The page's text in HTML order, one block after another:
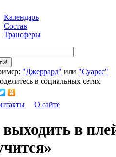
Календарь
Состав
Трансферы
"Джеррард" или "Суарес"
в социальных сетях:
О сайте
в